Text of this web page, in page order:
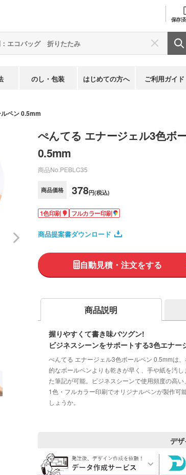
保存済
のし・包装 はじめての方へ ご利用ガイド
ペン 0.5mm
ぺんてる エナージェル3色ボ
0.5mm
商品No. PEBLC35
商品価格 378円(税込)
1色印刷 フルカラー印刷
商品提案書ダウンロード
自動見積・注文をする
商品説明
握りやすくて書き味バツグン!
ビジネスシーンをサポートする3色エナー
ぺんてる エナージェル3色ボールペン 0.5mmは
的なボールペンよりも乾きが早く、手や紙を汚
た筆記が可能。ビジネスシーンで使用頻度の高い
1色・フルカラー印刷でオリジナルペンが製作
しょうか。
デ